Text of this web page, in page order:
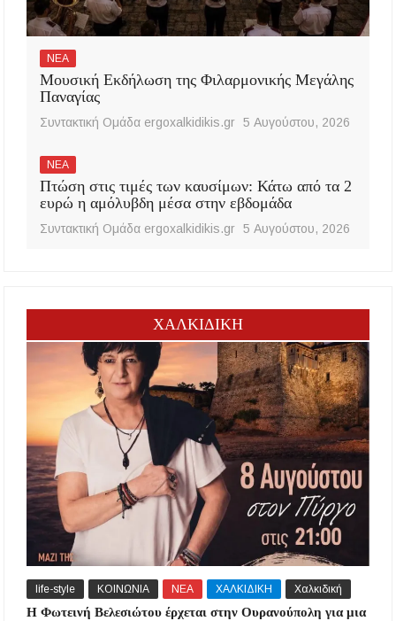
ΝΕΑ
Μουσική Εκδήλωση της Φιλαρμονικής Μεγάλης
Παναγίας
Συντακτική Ομάδα ergoxalkidikis.gr 5 Αυγούστου, 2026
ΝΕΑ
Πτώση στις τιμές των καυσίμων: Κάτω από τα 2
ευρώ η αμόλυβδη μέσα στην εβδομάδα
Συντακτική Ομάδα ergoxalkidikis.gr 5 Αυγούστου, 2026
ΧΑΛΚΙΔΙΚΗ
life-style ΚΟΙΝΩΝΙΑ ΝΕΑ ΧΑΛΚΙΔΙΚΗ Χαλκιδική
Η Φωτεινή Βελεσιώτου έρχεται στην Ουρανούπολη για μια